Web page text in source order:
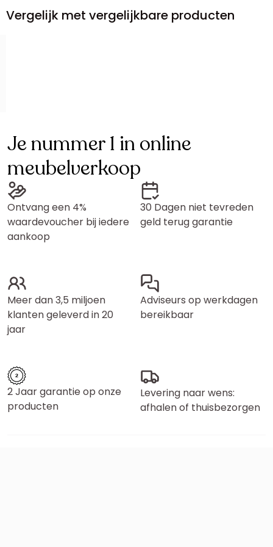
Vergelijk met vergelijkbare producten
Je nummer 1 in online
meubelverkoop
Ontvang een 4%
waardevoucher bij iedere
aankoop
30 Dagen niet tevreden
geld terug garantie
Meer dan 3,5 miljoen
klanten geleverd in 20
jaar
Adviseurs op werkdagen
bereikbaar
2 Jaar garantie op onze
producten
Levering naar wens:
afhalen of thuisbezorgen